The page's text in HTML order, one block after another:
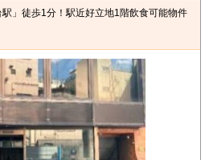
」徒歩1分！駅近好立地1階飲食可能物件